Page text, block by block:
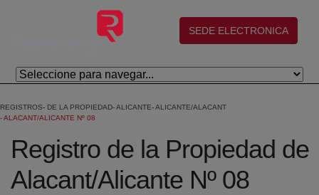
Skip to Main Content
(abre en nueva ventana)
SEDE ELECTRONICA
REGISTROS DE LA PROPIEDAD ALICANTE ALICANTE/ALACANT
ALACANT/ALICANTE Nº 08
Registro de la Propiedad de
Alacant/Alicante Nº 08